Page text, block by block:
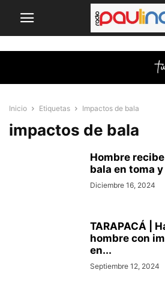
Inicio Etiquetas Impactos de bala
impactos de bala
Hombre
bala en toma
Diciembre 16, 2024
TARAPACÁ |
hombre con
en...
Septiembre 12, 2024